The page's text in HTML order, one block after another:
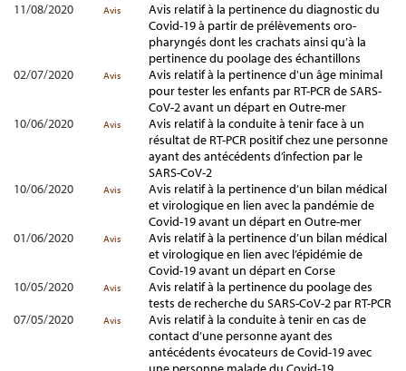
11/08/2020
Avis
Avis relatif à la pertinence du diagnostic du
Covid-19 à partir de prélèvements oro-
pharyngés dont les crachats ainsi qu’à la
pertinence du poolage des échantillons
02/07/2020
Avis
Avis relatif à la pertinence d'un âge minimal
pour tester les enfants par RT-PCR de SARS-
CoV-2 avant un départ en Outre-mer
10/06/2020
Avis
Avis relatif à la conduite à tenir face à un
résultat de RT-PCR positif chez une personne
ayant des antécédents d’infection par le
SARS-CoV-2
10/06/2020
Avis
Avis relatif à la pertinence d’un bilan médical
et virologique en lien avec la pandémie de
Covid-19 avant un départ en Outre-mer
01/06/2020
Avis
Avis relatif à la pertinence d’un bilan médical
et virologique en lien avec l’épidémie de
Covid-19 avant un départ en Corse
10/05/2020
Avis
Avis relatif à la pertinence du poolage des
tests de recherche du SARS-CoV-2 par RT-PCR
07/05/2020
Avis
Avis relatif à la conduite à tenir en cas de
contact d’une personne ayant des
antécédents évocateurs de Covid-19 avec